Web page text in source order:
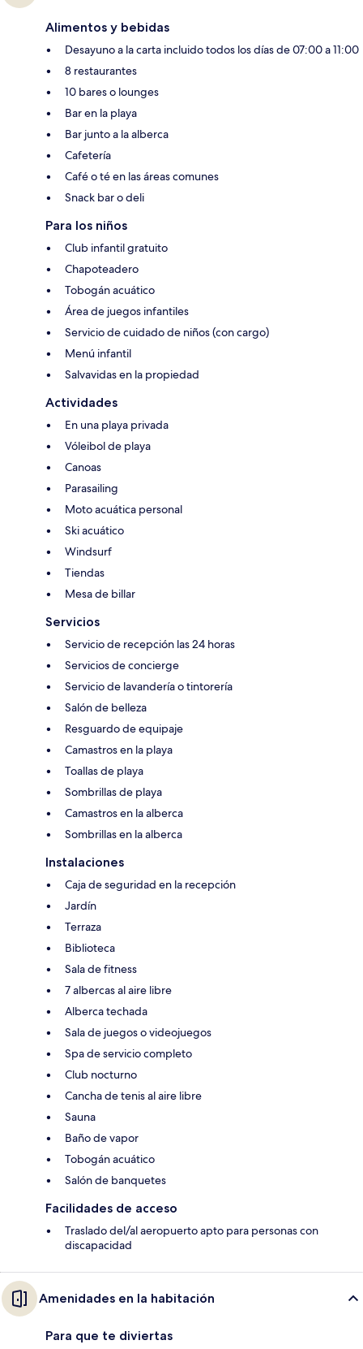
Alimentos y bebidas
Desayuno a la carta incluido todos los días de 07:00 a 11:00
8 restaurantes
10 bares o lounges
Bar en la playa
Bar junto a la alberca
Cafetería
Café o té en las áreas comunes
Snack bar o deli
Para los niños
Club infantil gratuito
Chapoteadero
Tobogán acuático
Área de juegos infantiles
Servicio de cuidado de niños (con cargo)
Menú infantil
Salvavidas en la propiedad
Actividades
En una playa privada
Vóleibol de playa
Canoas
Parasailing
Moto acuática personal
Ski acuático
Windsurf
Tiendas
Mesa de billar
Servicios
Servicio de recepción las 24 horas
Servicios de concierge
Servicio de lavandería o tintorería
Salón de belleza
Resguardo de equipaje
Camastros en la playa
Toallas de playa
Sombrillas de playa
Camastros en la alberca
Sombrillas en la alberca
Instalaciones
Caja de seguridad en la recepción
Jardín
Terraza
Biblioteca
Sala de fitness
7 albercas al aire libre
Alberca techada
Sala de juegos o videojuegos
Spa de servicio completo
Club nocturno
Cancha de tenis al aire libre
Sauna
Baño de vapor
Tobogán acuático
Salón de banquetes
Facilidades de acceso
Traslado del/al aeropuerto apto para personas con
discapacidad
Amenidades en la habitación
Para que te diviertas